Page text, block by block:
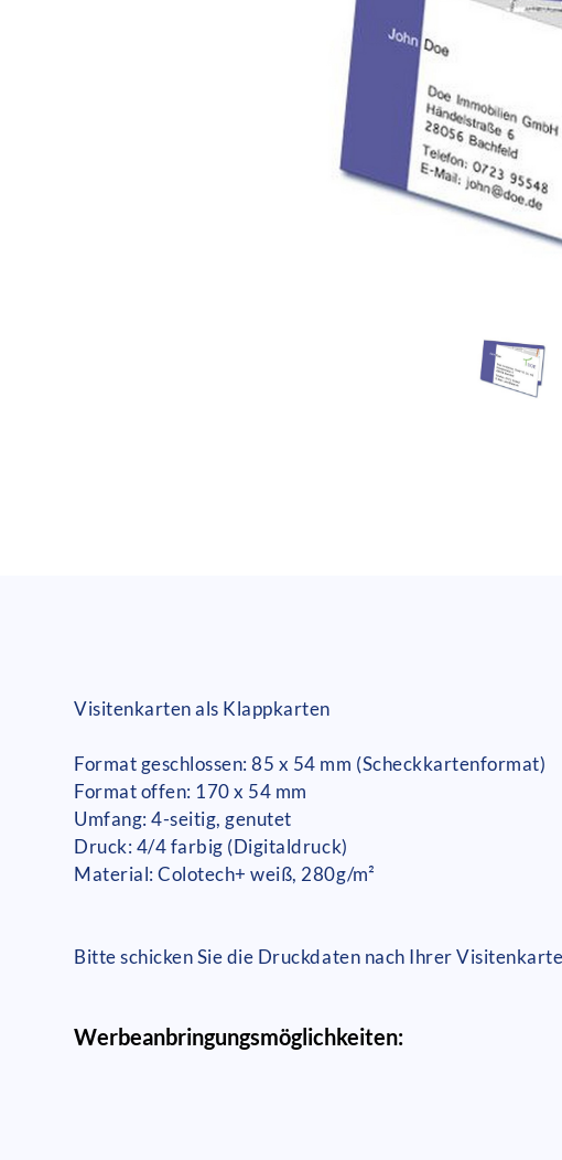
Visitenkarten als Klappkarten
Format geschlossen: 85 x 54 mm (Scheckkartenformat)
Format offen: 170 x 54 mm
Umfang: 4-seitig, genutet
Druck: 4/4 farbig (Digitaldruck)
Material: Colotech+ weiß, 280g/m²
Bitte schicken Sie die Druckdaten nach Ihrer
Werbeanbringungsmöglichkeiten: